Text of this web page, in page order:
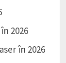
2026
în 2026